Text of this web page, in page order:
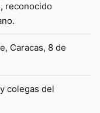
reconocido
Caracas, 8 de
colegas del